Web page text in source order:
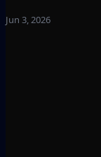
Jun 3, 2026